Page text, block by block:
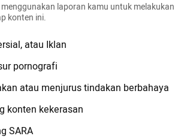
laporan kamu untuk melakukan
konten ini.
atau Iklan
pornografi
atau menjurus tindakan berbahaya
konten kekerasan
SARA